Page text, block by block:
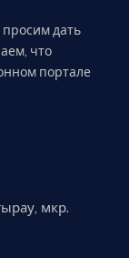
дать
что
портале
мкр.